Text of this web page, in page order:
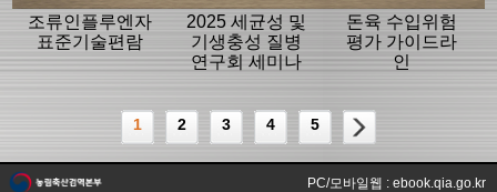
조류인플루엔자
표준기술편람
2025 세균성 및
기생충성 질병
연구회 세미나
돈육 수입위험
평가 가이드라
인
1 2 3 4 5
PC/모바일웹 : ebook.qia.go.kr